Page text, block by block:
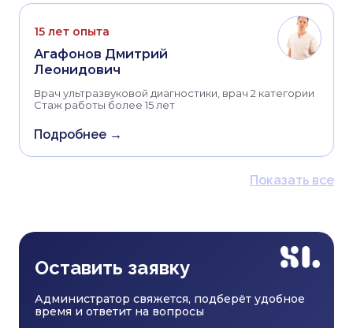
15 лет опыта
Агафонов Дмитрий
Леонидович
Врач ультразвуковой диагностики, врач 2 категории
Стаж работы более 15 лет
Подробнее →
Показать все
Оставить заявку
Администратор свяжется, подберёт удобное
время и ответит на вопросы